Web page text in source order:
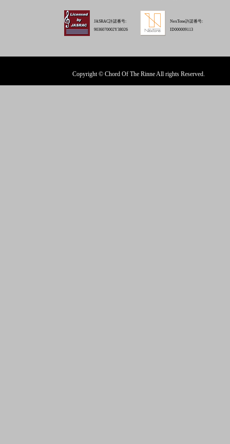
JASRAC許諾番号:
9036070002Y38026
NexTone許諾番号:
ID000009113
Copyright © Chord Of The Rinne All rights Reserved.